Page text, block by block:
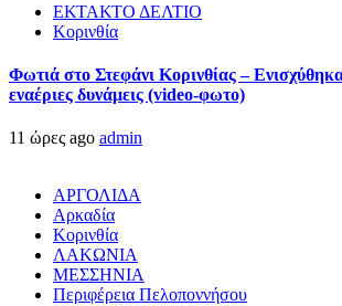
ΕΚΤΑΚΤΟ ΔΕΛΤΙΟ
Κορινθία
Φωτιά στο Στεφάνι Κορινθίας –
εναέριες δυνάμεις (video-φωτο)
11 ώρες ago admin
ΑΡΓΟΛΙΔΑ
Αρκαδία
Κορινθία
ΛΑΚΩΝΙΑ
ΜΕΣΣΗΝΙΑ
Περιφέρεια Πελοποννήσου